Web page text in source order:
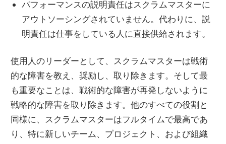
パフォーマンスの説明責任はスクラムマスターに
アウトソーシングされていません。代わりに、説
明責任は仕事をしている人に直接供給されます。
使用人のリーダーとして、スクラムマスターは戦術
的な障害を教え、奨励し、取り除きます。そして最
も重要なことは、戦術的な障害が再発しないように
戦略的な障害を取り除きます。他のすべての役割と
同様に、スクラムマスターはフルタイムで最高であ
り、特に新しいチーム、プロジェクト、および組織